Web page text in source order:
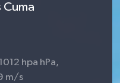
hpa hPa,
m/s